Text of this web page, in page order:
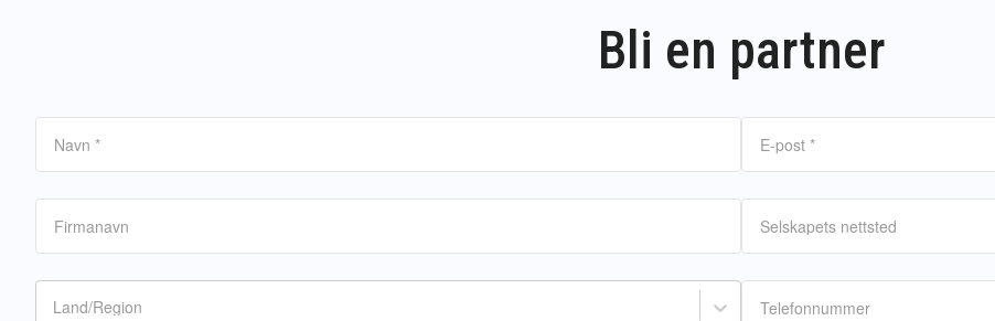
Bli en partner
Navn * E-post *
Firmanavn Selskapets nettsted
Land/Region Telefonnummer